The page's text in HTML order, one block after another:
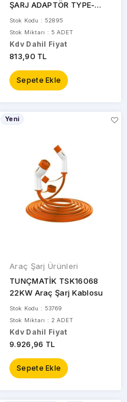
ŞARJ ADAPTÖR TYPE-
C/USB Beyaz
Stok Kodu : 52895
Stok Miktarı : 5 ADET
Kdv Dahil Fiyat
813,90 TL
Sepete Ekle
Yeni
Araç Şarj Ürünleri
TUNÇMATİK TSK16068
22KW Araç Şarj Kablosu
Stok Kodu : 53769
Stok Miktarı : 2 ADET
Kdv Dahil Fiyat
9.926,96 TL
Sepete Ekle